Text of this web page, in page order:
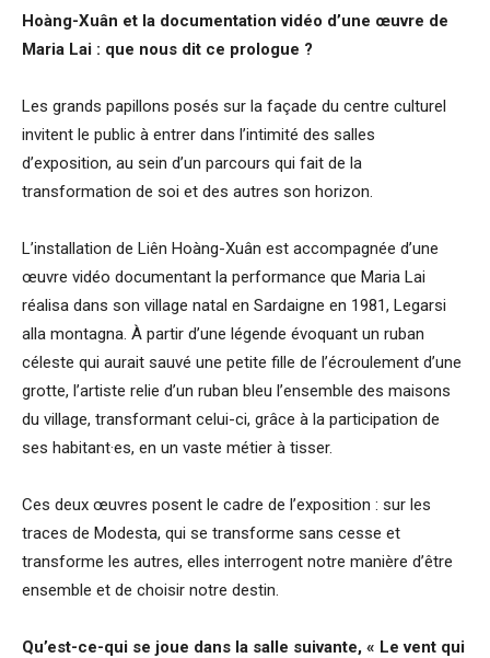
Hoàng-Xuân et la documentation vidéo d’une œuvre de
Maria Lai : que nous dit ce prologue ?
Les grands papillons posés sur la façade du centre culturel
invitent le public à entrer dans l’intimité des salles
d’exposition, au sein d’un parcours qui fait de la
transformation de soi et des autres son horizon.
L’installation de Liên Hoàng-Xuân est accompagnée d’une
œuvre vidéo documentant la performance que Maria Lai
réalisa dans son village natal en Sardaigne en 1981, Legarsi
alla montagna. À partir d’une légende évoquant un ruban
céleste qui aurait sauvé une petite fille de l’écroulement d’une
grotte, l’artiste relie d’un ruban bleu l’ensemble des maisons
du village, transformant celui-ci, grâce à la participation de
ses habitant·es, en un vaste métier à tisser.
Ces deux œuvres posent le cadre de l’exposition : sur les
traces de Modesta, qui se transforme sans cesse et
transforme les autres, elles interrogent notre manière d’être
ensemble et de choisir notre destin.
Qu’est-ce-qui se joue dans la salle suivante, « Le vent qui